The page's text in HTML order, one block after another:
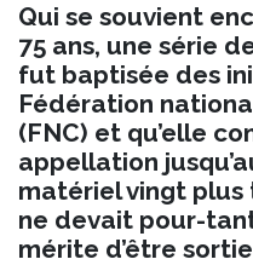
Qui se souvient
75 ans, une série
fut baptisée des
Fédération
(FNC) et qu’elle
appellation
matériel vingt
ne devait pour-
mérite d’être